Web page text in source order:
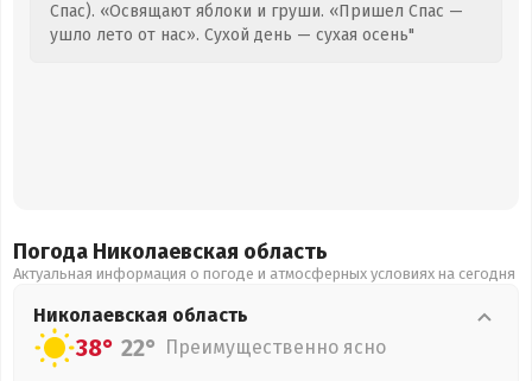
Спас). «Освящают яблоки и груши. «Пришел Спас —
ушло лето от нас». Сухой день — сухая осень"
Погода Николаевская область
Актуальная информация о погоде и атмосферных условиях на сегодня
Николаевская область
38° 22° Преимущественно ясно